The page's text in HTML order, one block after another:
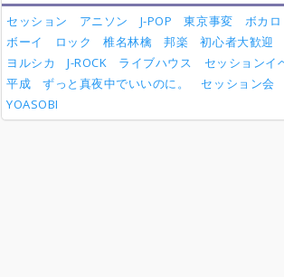
セッション アニソン J-POP 東京事変 ボカロ
ボーイ
ロック 椎名林檎 邦楽 初心者大歓迎
ヨルシカ
J-ROCK ライブハウス セッションイ
平成
ずっと真夜中でいいのに。 セッション会
YOASOBI